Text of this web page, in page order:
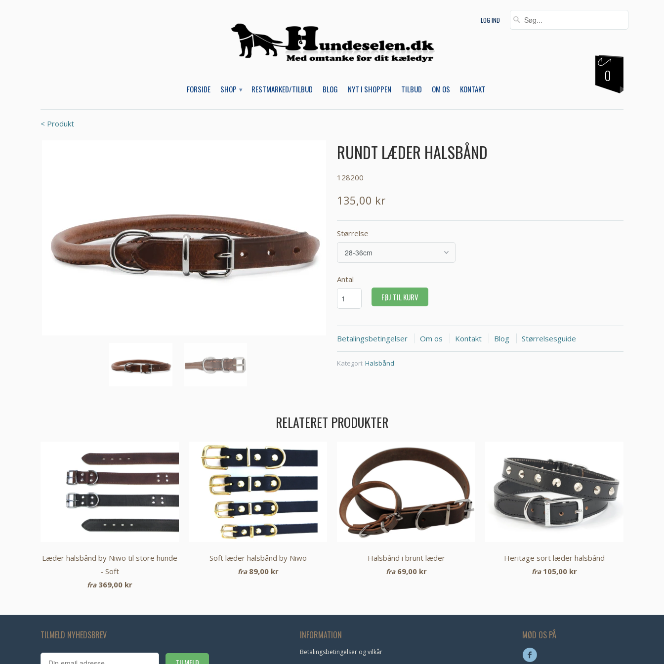
LOG IND
FORSIDE SHOP ▾ RESTMARKED/TILBUD BLOG NYT I SHOPPEN TILBUD OM OS KONTAKT
0
< Produkt
RUNDT LÆDER HALSBÅND
128200
135,00 kr
Størrelse
Antal
FØJ TIL KURV
Betalingsbetingelser Om os Kontakt Blog Størrelsesguide
Kategori: Halsbånd
RELATERET PRODUKTER
Læder halsbånd by Niwo til store hunde
- Soft
fra 369,00 kr
Soft læder halsbånd by Niwo
fra 89,00 kr
Halsbånd i brunt læder
fra 69,00 kr
Heritage sort læder halsbånd
fra 105,00 kr
TILMELD NYHEDSBREV INFORMATION
Betalingsbetingelser og vilkår
MØD OS PÅ